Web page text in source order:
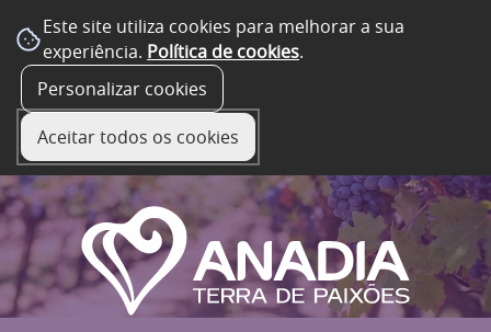
Este site utiliza cookies para melhorar a sua
experiência. Política de cookies.
Personalizar cookies
Aceitar todos os cookies